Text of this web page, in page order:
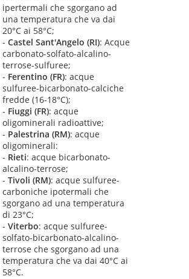
ipertermali che sgorgano ad
una temperatura che va dai
20°C ai 58°C;
- Castel Sant'Angelo (RI): Acque
carbonato-solfato-alcalino-
terrose-sulfuree;
- Ferentino (FR): acque
sulfuree-bicarbonato-calciche
fredde (16-18°C);
- Fiuggi (FR): acque
oligominerali radioattive;
- Palestrina (RM): acque
oligominerali:
- Rieti: acque bicarbonato-
alcalino-terrose;
- Tivoli (RM): acque sulfuree-
carboniche ipotermali che
sgorgano ad una temperatura
di 23°C;
- Viterbo: acque sulfuree-
solfato-bicarbonato-alcalino-
terrose che sgorgano ad una
temperatura che va dai 40°C ai
58°C.